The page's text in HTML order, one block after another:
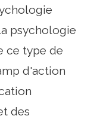
psychologie
ce type de
d'action
des